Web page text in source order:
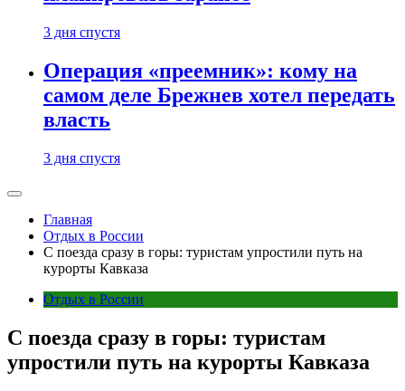
3 дня спустя
Операция «преемник»: кому на
самом деле Брежнев хотел передать
власть
3 дня спустя
Главная
Отдых в России
С поезда сразу в горы: туристам упростили путь на
курорты Кавказа
Отдых в России
С поезда сразу в горы: туристам
упростили путь на курорты Кавказа